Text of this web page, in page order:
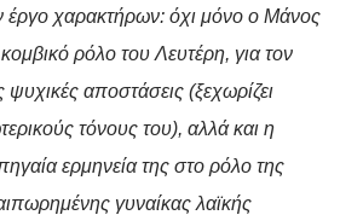
έργο χαρακτήρων: όχι μόνο ο Μάνος
ρόλο του Λευτέρη, για τον
ψυχικές αποστάσεις (ξεχωρίζει
τόνους του), αλλά και η
ερμηνεία της στο ρόλο της
γυναίκας λαϊκής